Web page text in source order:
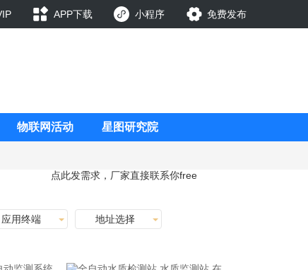
APP下载 小程序 免费发布
物联网活动 星图研究院
点此发需求，厂家直接联系你free
应用终端 地址选择